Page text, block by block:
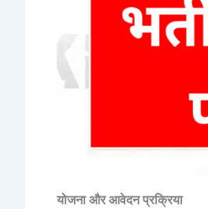
योजना और आवेदन प्रक्रिया